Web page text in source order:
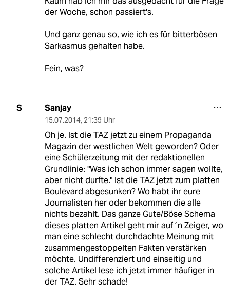
der Woche, schon passiert's.
Und ganz genau so, wie ich es für bitterbösen
Sarkasmus gehalten habe.
Fein, was?
S Sanjay
15.07.2014, 21:39 Uhr
Oh je. Ist die TAZ jetzt zu einem Propaganda
Magazin der westlichen Welt geworden? Oder
eine Schülerzeitung mit der redaktionellen
Grundlinie: "Was ich schon immer sagen wollte,
aber nicht durfte." Ist die TAZ jetzt zum platten
Boulevard abgesunken? Wo habt ihr eure
Journalisten her oder bekommen die alle
nichts bezahlt. Das ganze Gute/Böse Schema
dieses platten Artikel geht mir auf´n Zeiger, wo
man eine schlecht durchdachte Meinung mit
zusammengestoppelten Fakten verstärken
möchte. Undifferenziert und einseitig und
solche Artikel lese ich jetzt immer häufiger in
der TAZ. Sehr schade!